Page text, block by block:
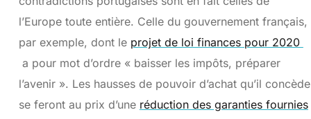
l’Europe toute entière. Celle du gouvernement français,
par exemple, dont le projet de loi finances pour 2020
a pour mot d’ordre « baisser les impôts, préparer
l’avenir ». Les hausses de pouvoir d’achat qu’il concède
se feront au prix d’une réduction des garanties fournies